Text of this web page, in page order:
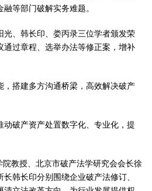
幕
举
自立自
开
等部门破解实务难题。
、韩长印、娄丙录三位学者颁发荣
过章程、选举办法等修正案，增补
搭建多方沟通桥梁，高效解决破产
破产资产处置数字化、专业化，提
教授、北京市破产法学研究会会长徐
韩长印分别围绕企业破产法修订、